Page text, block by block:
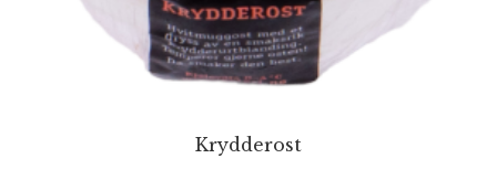
Krydderost